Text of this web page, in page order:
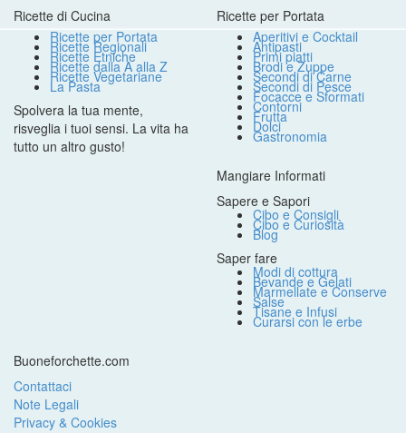
Ricette di Cucina
Ricette per Portata
Ricette Regionali
Ricette Etniche
Ricette dalla A alla Z
Ricette Vegetariane
La Pasta
Spolvera la tua mente,
risveglia i tuoi sensi. La vita ha
tutto un altro gusto!
Ricette per Portata
Aperitivi e Cocktail
Antipasti
Primi piatti
Brodi e Zuppe
Secondi di Carne
Secondi di Pesce
Focacce e Sformati
Contorni
Frutta
Dolci
Gastronomia
Mangiare Informati
Sapere e Sapori
Cibo e Consigli
Cibo e Curiosità
Blog
Saper fare
Modi di cottura
Bevande e Gelati
Marmellate e Conserve
Salse
Tisane e Infusi
Curarsi con le erbe
Buoneforchette.com
Contattaci
Note Legali
Privacy & Cookies